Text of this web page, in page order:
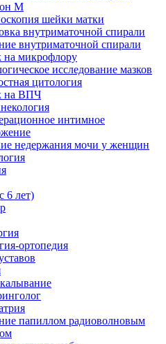
М
шейки матки
внутриматочной спирали
внутриматочной спирали
на микрофлору
исследование мазков
цитология
на ВПЧ
интимное
недержания мочи у женщин
6 лет)
ортопедия
папиллом радиоволновым